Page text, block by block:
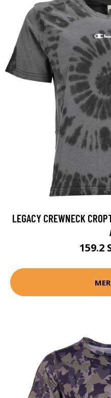
LEGACY CREWNECK
159.2